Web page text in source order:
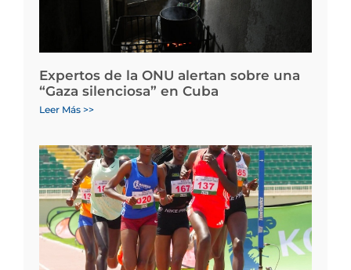
Expertos de la ONU alertan sobre una
“Gaza silenciosa” en Cuba
Leer Más >>